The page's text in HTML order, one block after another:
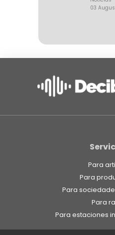
03
Para
Para
Para
Para
Para estaciones